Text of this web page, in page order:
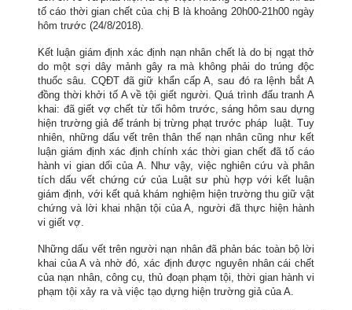
tố cáo thời gian chết của chị B là khoảng 20h00-21h00 ngày
hôm trước (24/8/2018).
Kết luận giám định xác định nạn nhân chết là do bị ngạt thở
do một sợi dây mảnh gây ra mà không phải do trúng độc
thuốc sâu. CQĐT đã giữ khẩn cấp A, sau đó ra lệnh bắt A
đồng thời khởi tố A về tội giết người. Quá trình đấu tranh A
khai: đã giết vợ chết từ tối hôm trước, sáng hôm sau dựng
hiện trường giả để tránh bị trừng phạt trước pháp luật. Tuy
nhiên, những dấu vết trên thân thể nạn nhân cũng như kết
luận giám định xác định chính xác thời gian chết đã tố cáo
hành vi gian dối của A. Như vậy, việc nghiên cứu và phân
tích dấu vết chứng cứ của Luật sư phù hợp với kết luận
giám định, với kết quả khám nghiệm hiện trường thu giữ vật
chứng và lời khai nhận tội của A, người đã thực hiện hành
vi giết vợ.
Những dấu vết trên người nạn nhân đã phản bác toàn bộ lời
khai của A và nhờ đó, xác định được nguyên nhân cái chết
của nạn nhân, công cụ, thủ đoạn phạm tội, thời gian hành vi
phạm tội xảy ra và việc tạo dựng hiện trường giả của A.